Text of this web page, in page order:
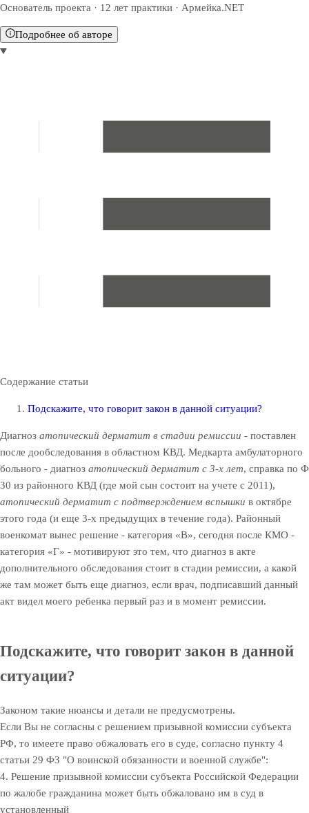
Основатель проекта · 12 лет практики · Армейка.NET
Подробнее об авторе
Содержание статьи
Подскажите, что говорит закон в данной ситуации?
Диагноз атопический дерматит в стадии ремиссии - поставлен
после дообследования в областном КВД. Медкарта амбулаторного
больного - диагноз атопический дерматит с 3-х лет, справка по Ф
30 из районного КВД (где мой сын состоит на учете с 2011),
атопический дерматит с подтверждением вспышки в октябре
этого года (и еще 3-х предыдущих в течение года). Районный
военкомат вынес решение - категория «В», сегодня после КМО -
категория «Г» - мотивируют это тем, что диагноз в акте
дополнительного обследования стоит в стадии ремиссии, а какой
же там может быть еще диагноз, если врач, подписавший данный
акт видел моего ребенка первый раз и в момент ремиссии.
Подскажите, что говорит закон в данной
ситуации?
Законом такие нюансы и детали не предусмотрены.
Если Вы не согласны с решением призывной комиссии субъекта
РФ, то имеете право обжаловать его в суде, согласно пункту 4
статьи 29 ФЗ "О воинской обязанности и военной службе":
4. Решение призывной комиссии субъекта Российской Федерации
по жалобе гражданина может быть обжаловано им в суд в
установленный